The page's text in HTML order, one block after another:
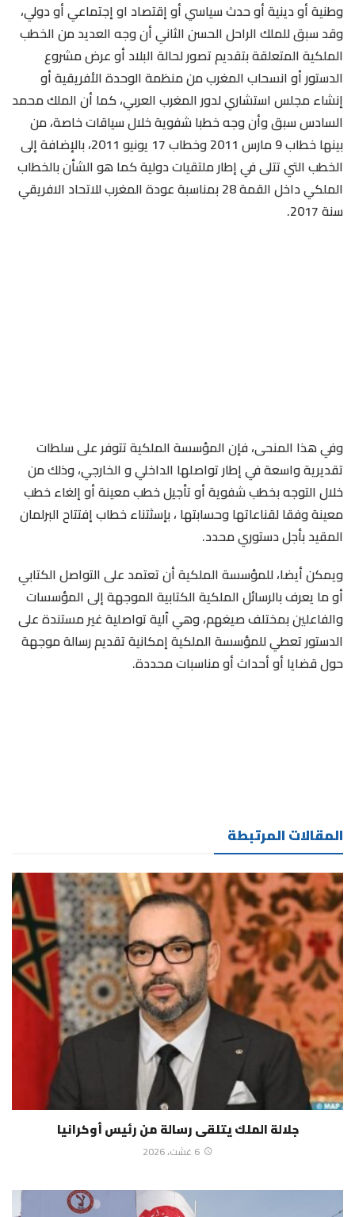
وطنية أو دينية أو حدث سياسي أو إقتصاد او إجتماعي أو دولي،
وقد سبق للملك الراحل الحسن الثاني أن وجه العديد من الخطب
الملكية المتعلقة بتقديم تصور لحالة البلاد أو عرض مشروع
الدستور أو انسحاب المغرب من منظمة الوحدة الأفريقية أو
إنشاء مجلس استشاري لدور المغرب العربي، كما أن الملك محمد
السادس سبق وأن وجه خطبا شفوية خلال سياقات خاصة، من
بينها خطاب 9 مارس 2011 وخطاب 17 يونيو 2011، بالإضافة إلى
الخطب التي تتلى في إطار ملتقيات دولية كما هو الشأن بالخطاب
الملكي داخل القمة 28 بمناسبة عودة المغرب للاتحاد الافريقي
سنة 2017.
وفي هذا المنحى، فإن المؤسسة الملكية تتوفر على سلطات
تقديرية واسعة في إطار تواصلها الداخلي و الخارجي، وذلك من
خلال التوجه بخطب شفوية أو تأجيل خطب معينة أو إلغاء خطب
معينة وفقا لقناعاتها وحسابتها ، بإسثتناء خطاب إفتتاح البرلمان
المقيد بأجل دستوري محدد.
ويمكن أيضا، للمؤسسة الملكية أن تعتمد على التواصل الكتابي
أو ما يعرف بالرسائل الملكية الكتابية الموجهة إلى المؤسسات
والفاعلين بمختلف صيغهم، وهي ٱلية تواصلية غير مستندة على
الدستور تعطي للمؤسسة الملكية إمكانية تقديم رسالة موجهة
حول قضايا أو أحداث أو مناسبات محددة.
المقالات المرتبطة
جلالة الملك يتلقى رسالة من رئيس أوكرانيا
6 غشت، 2026